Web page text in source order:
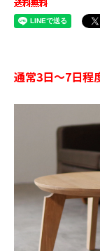
通常3日～7日程